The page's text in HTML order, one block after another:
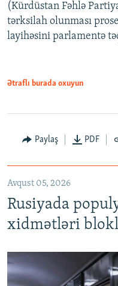
Auto 240p
720p
(Kürdüstan Fəhlə
tərksilah olunması
layihəsini parlamentə
Ətraflı burada oxuyun
Paylaş PDF
Avqust 05, 2026
Rusiyada
xidmətləri